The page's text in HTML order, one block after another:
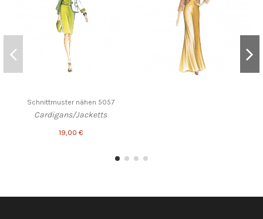
Schnittmuster nähen 5057
Cardigans/Jacketts
19,00 €